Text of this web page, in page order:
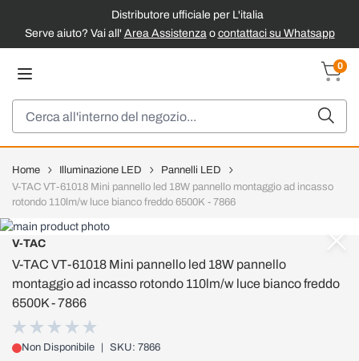
Distributore ufficiale per L'italia
Serve aiuto? Vai all' Area Assistenzao contattaci su Whatsapp
0
Home Illuminazione LED
Pannelli LED
V-TAC VT-61018 Mini pannello led 18W pannello montaggio ad incasso
rotondo 110lm/w luce bianco freddo 6500K - 7866
V-TAC
V-TAC VT-61018 Mini pannello led 18W pannello
montaggio ad incasso rotondo 110lm/w luce bianco freddo
6500K - 7866
Non Disponibile SKU: 7866